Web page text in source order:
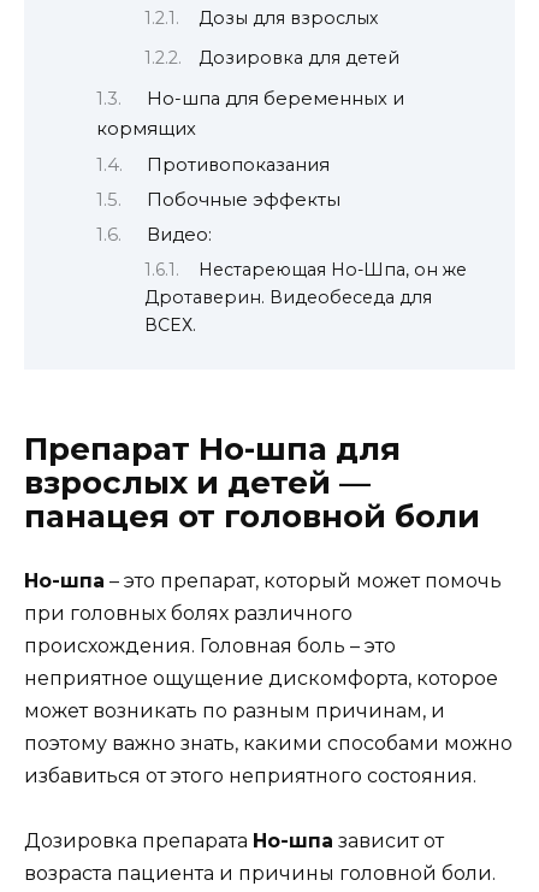
Дозы для взрослых
Дозировка для детей
Но-шпа для беременных и
кормящих
Противопоказания
Побочные эффекты
Видео:
Нестареющая Но-Шпа, он же
Дротаверин. Видеобеседа для
ВСЕХ.
Препарат Но-шпа для
взрослых и детей —
панацея от головной боли
Но-шпа – это препарат, который может помочь
при головных болях различного
происхождения. Головная боль – это
неприятное ощущение дискомфорта, которое
может возникать по разным причинам, и
поэтому важно знать, какими способами можно
избавиться от этого неприятного состояния.
Дозировка препарата Но-шпа зависит от
возраста пациента и причины головной боли.